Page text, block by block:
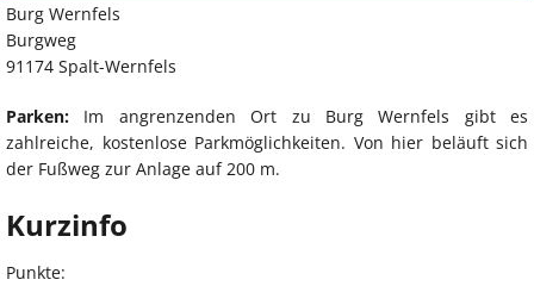
Burg Wernfels
Burgweg
91174 Spalt-Wernfels
Parken: Im angrenzenden Ort zu Burg Wernfels gibt es
zahlreiche, kostenlose Parkmöglichkeiten. Von hier beläuft sich
der Fußweg zur Anlage auf 200 m.
Kurzinfo
Punkte: